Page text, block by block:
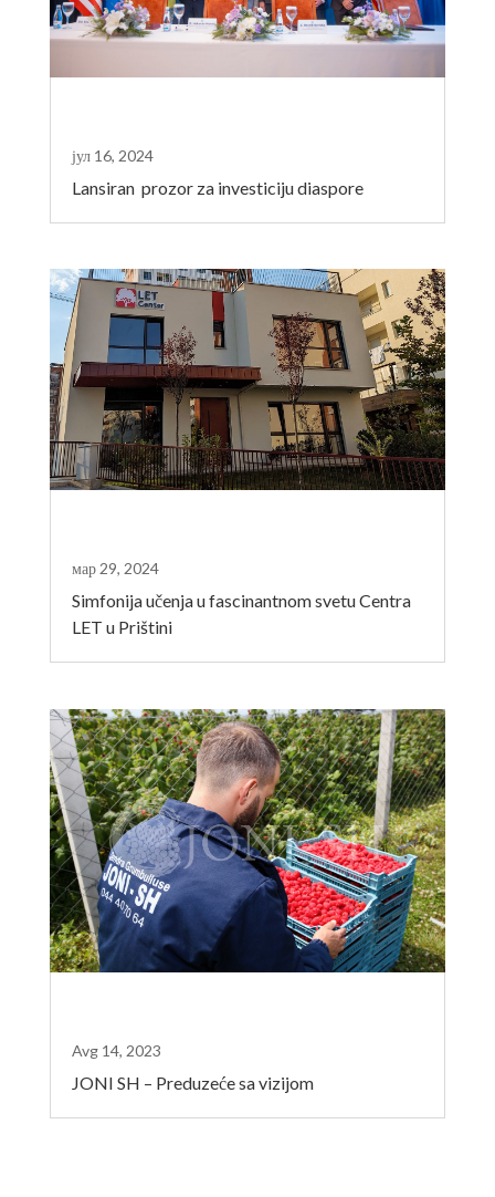
Lansiran prozor za investiciju diaspore
јул 16, 2024
Simfonija učenja u fascinantnom svetu Centra
LET u Prištini
мар 29, 2024
JONI SH – Preduzeće sa vizijom
Avg 14, 2023